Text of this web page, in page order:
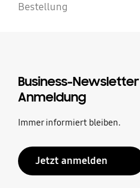
Bestellung
Business-Newsletter
Anmeldung
Immer informiert bleiben.
Jetzt anmelden